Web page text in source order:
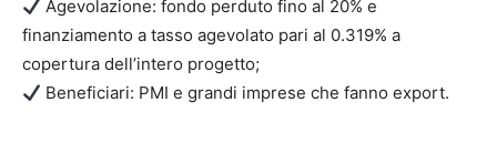
Agevolazione: fondo perduto fino al 20% e
finanziamento a tasso agevolato pari al 0.319% a
copertura dell’intero progetto;
Beneficiari: PMI e grandi imprese che fanno export.